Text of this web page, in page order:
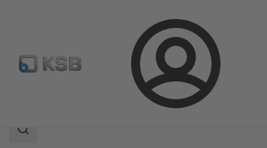
ล็อกอิน
แค็ตตาล็อกผลิตภัณฑ์ Leakage sensor
ขอบเขต